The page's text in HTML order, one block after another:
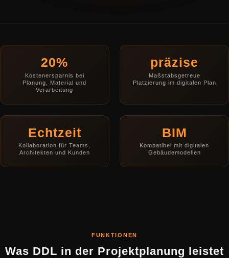
20%
Kostenersparnis bei
Planung, Material und
Verarbeitung
präzise
Maßstabsgetreue
Platzierung im digitalen Plan
Echtzeit
Kollaboration für Teams,
Architekten und Kunden
BIM
Kompatibel mit digitalen
Gebäudemodellen
FUNKTIONEN
Was DDL in der Projektplanung leistet